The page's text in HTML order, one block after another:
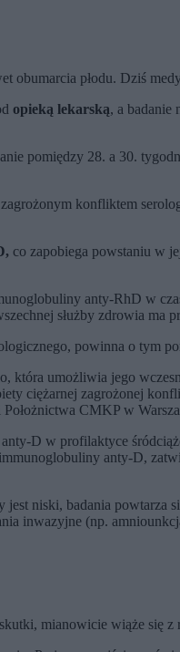
obumarcia płodu. Dziś
opieką lekarską, a badanie
pomiędzy 28. a 30.
konfliktem
co zapobiega powstaniu w
anty-RhD w
służby zdrowia ma
powinna o tym
umożliwia jego
ciężarnej zagrożonej
CMKP w
D w profilaktyce
anty-D,
jest niski, badania powtarza
inwazyjne (np.
mianowicie wiąże się